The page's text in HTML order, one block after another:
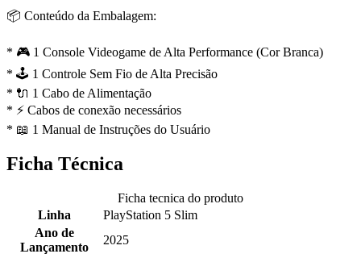
📦 Conteúdo da Embalagem:
* 🎮 1 Console Videogame de Alta Performance (Cor Branca)
* 🕹️ 1 Controle Sem Fio de Alta Precisão
* 🔌 1 Cabo de Alimentação
* ⚡ Cabos de conexão necessários
* 📖 1 Manual de Instruções do Usuário
Ficha Técnica
Ficha tecnica do produto
Linha
PlayStation 5 Slim
Ano de
Lançamento
2025